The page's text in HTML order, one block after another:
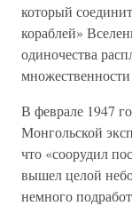
который
кораблей»
одиночества
В феврале 1947
Монгольской
что «соорудил
вышел целой
немного